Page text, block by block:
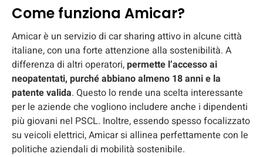
Come funziona Amicar?
Amicar è un servizio di car sharing attivo in alcune città
italiane, con una forte attenzione alla sostenibilità. A
differenza di altri operatori,permette l’accesso ai
neopatentati, purché abbiano almeno 18 anni e la
patente valida. Questo lo rende una scelta interessante
per le aziende che vogliono includere anche i dipendenti
più giovani nel PSCL. Inoltre, essendo spesso focalizzato
su veicoli elettrici, Amicar si allinea perfettamente con le
politiche aziendali di mobilità sostenibile.